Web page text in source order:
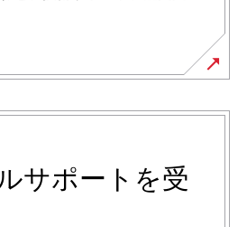
サポートを受